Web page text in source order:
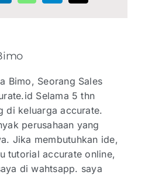
Bimo, Seorang Sales
Selama 5 thn
di keluarga accurate.
perusahaan yang
Jika membutuhkan ide,
tutorial accurate online,
di wahtsapp. saya